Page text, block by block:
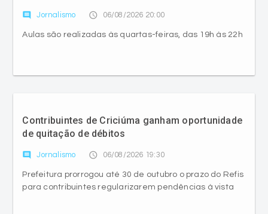
comment Jornalismo access_time 06/08/2026 20:00
Aulas são realizadas às quartas-feiras, das 19h às 22h
Contribuintes de Criciúma ganham oportunidade
de quitação de débitos
comment Jornalismo access_time 06/08/2026 19:30
Prefeitura prorrogou até 30 de outubro o prazo do Refis
para contribuintes regularizarem pendências à vista